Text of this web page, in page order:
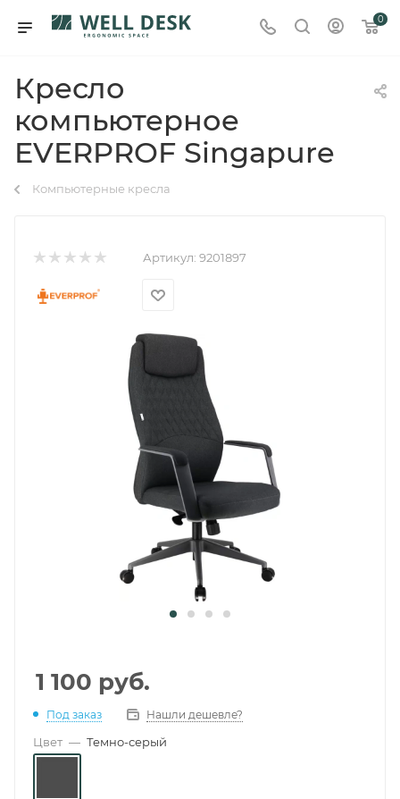
0
Кресло
компьютерное
EVERPROF Singapure
Компьютерные кресла
Артикул: 9201897
1 100 руб.
Под заказ Нашли дешевле?
Цвет — Темно-серый